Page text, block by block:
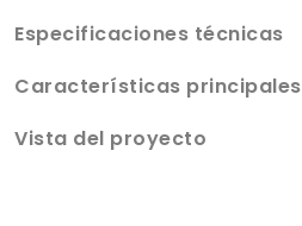
Especificaciones técnicas
Características principales
Vista del proyecto